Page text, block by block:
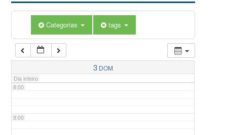
Categorias tags
3 DOM
Dia inteiro
7:00
8:00
9:00